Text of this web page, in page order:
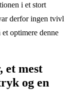
i et stort
derfor ingen tvivl
optimere denne
et mest
og en